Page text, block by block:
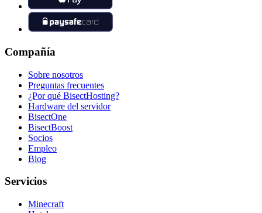
Compañía
Sobre nosotros
Preguntas frecuentes
¿Por qué BisectHosting?
Hardware del servidor
BisectOne
BisectBoost
Socios
Empleo
Blog
Servicios
Minecraft